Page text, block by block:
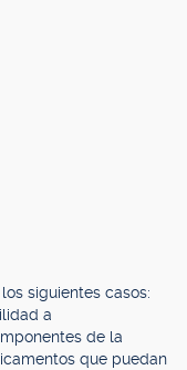
siguientes casos:
a
de la
que puedan